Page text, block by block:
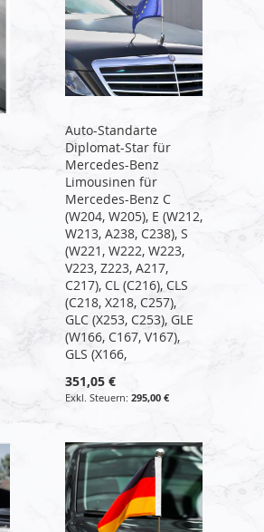
Auto-Standarte
Diplomat-Star für
Mercedes-Benz
Limousinen für
Mercedes-Benz C
(W204, W205), E (W212,
W213, A238, C238), S
(W221, W222, W223,
V223, Z223, A217,
C217), CL (C216), CLS
(C218, X218, C257),
GLC (X253, C253), GLE
(W166, C167, V167),
GLS (X166,
351,05 €
295,00 €